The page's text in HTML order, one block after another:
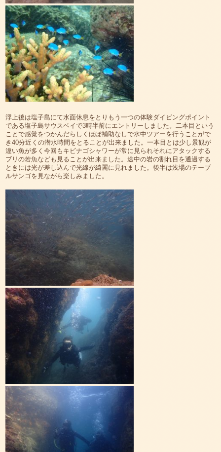
浮上後は塩子島にて水面休息をとりもう一つの体験ダイビングポイント
である塩子島サウスベイで3時半前にエントリーしました。二本目という
ことで感覚をつかんだらしくほぼ補助なしで水中ツアーを行うことがで
き40分近くの潜水時間をとることが出来ました。一本目とは少し景観が
違い魚が多く今回もキビナゴシャワーが常に見られそれにアタックする
ブリの若魚なども見ることが出来ました。途中の岩の割れ目を通過する
ときには光が差し込んで光線が綺麗に見れました。後半は浅場のテーブ
ルサンゴを見ながら楽しみました。